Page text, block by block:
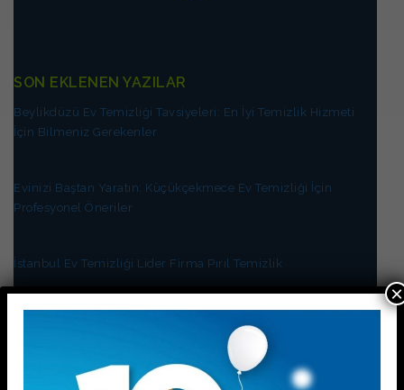
SON EKLENEN YAZILAR
Beylikdüzü Ev Temizliği Tavsiyeleri: En İyi Temizlik Hizmeti
İçin Bilmeniz Gerekenler
Evinizi Baştan Yaratın: Küçükçekmece Ev Temizliği İçin
Profesyonel Öneriler
İstanbul Ev Temizliği Lider Firma Pırıl Temizlik
İstanbul Avrupa Yakası Temizlik Rehberi: En Uygun Fiyatlı ve
×